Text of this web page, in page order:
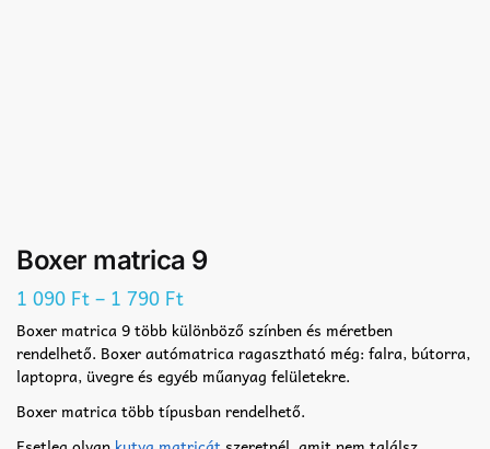
Boxer matrica 9
1 090 Ft– 1 790 Ft
Boxer matrica 9 több különböző színben és méretben
rendelhető. Boxer autómatrica ragasztható még: falra, bútorra,
laptopra, üvegre és egyéb műanyag felületekre.
Boxer matrica több típusban rendelhető.